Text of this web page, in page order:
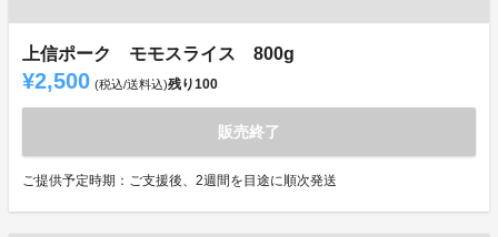
上信ポーク モモスライス 800g
¥2,500 (税込/送料込)残り100
販売終了
ご提供予定時期：ご支援後、2週間を目途に順次発送